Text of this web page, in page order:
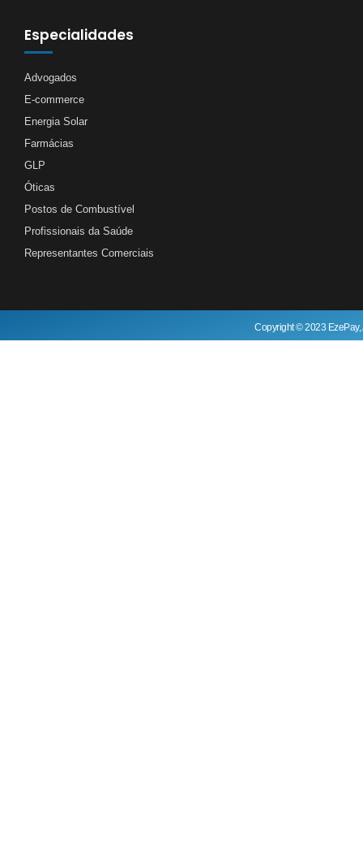
Especialidades
Advogados
E-commerce
Energia Solar
Farmácias
GLP
Óticas
Postos de Combustível
Profissionais da Saúde
Representantes Comerciais
Copyright © 2023